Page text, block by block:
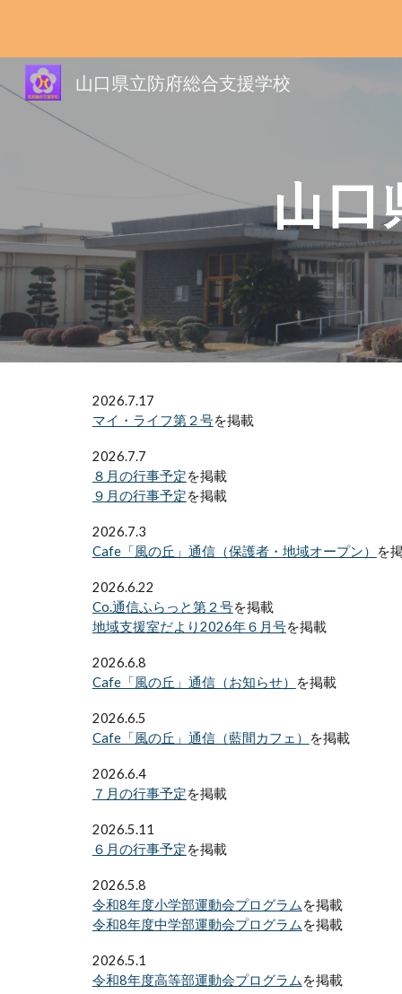
山口県立防府総合支援学校
2026.7.17
マイ・ライフ第２号を掲載
2026.7.7
８月の行事予定を掲載
９月の行事予定を掲載
2026.7.3
Cafe「風の丘」通信（保護者・地域オープン）
を
2026.6.22
Co.通信ふらっと第２号を掲載
地域支援室だより2026年６ 月号を掲載
2026.6.8
Cafe「風の丘」通信（お知らせ）
を掲載
2026.6.5
Cafe「風の丘」通信（藍間カフェ）
を掲載
2026.6.4
７月の行事予定を掲載
2026.5.11
６月の行事予定を掲載
2026.5.8
令和8年度小学部運動会プログラム を掲載
令和8年度中学部運動会プログラム を掲載
2026.5.1
令和8年度高等部運動会プログラム を掲載